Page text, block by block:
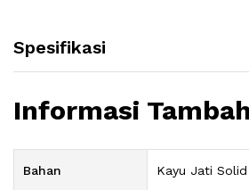
Spesifikasi
Informasi
Bahan Kayu Jati Solid